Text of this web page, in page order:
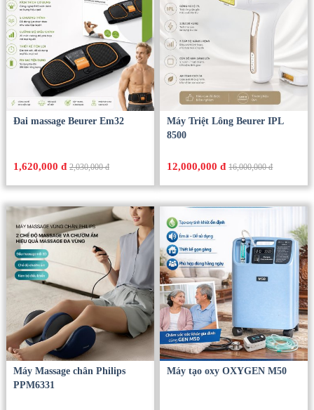
Đai massage Beurer Em32
1,620,000 đ 2,030,000 đ
Máy Triệt Lông Beurer IPL
8500
12,000,000 đ 16,000,000 đ
Máy Massage chân Philips
PPM6331
Máy tạo oxy OXYGEN M50